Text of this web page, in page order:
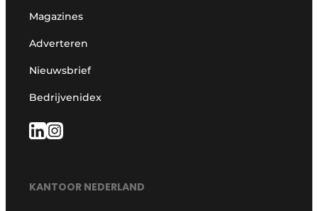
Magazines
Adverteren
Nieuwsbrief
Bedrijvenidex
KANTOOR NEDERLAND